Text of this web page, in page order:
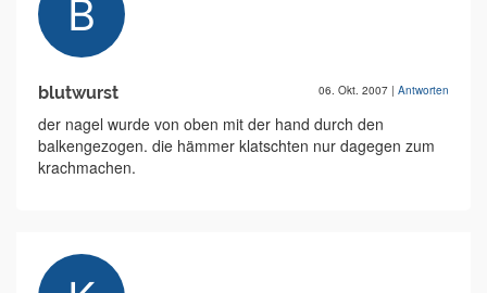
blutwurst 06. Okt. 2007 | Antworten
der nagel wurde von oben mit der hand durch den
balkengezogen. die hämmer klatschten nur dagegen zum
krachmachen.